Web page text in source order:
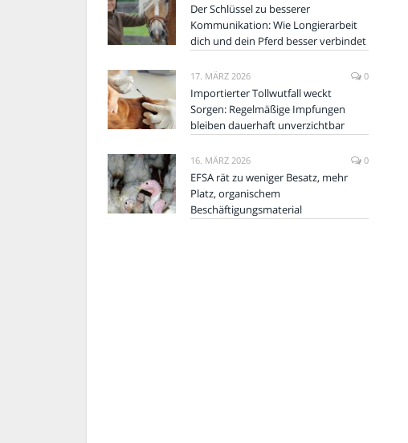
Der Schlüssel zu besserer
Kommunikation: Wie Longierarbeit
dich und dein Pferd besser verbindet
17. MÄRZ 2026 0
Importierter Tollwutfall weckt
Sorgen: Regelmäßige Impfungen
bleiben dauerhaft unverzichtbar
16. MÄRZ 2026 0
EFSA rät zu weniger Besatz, mehr
Platz, organischem
Beschäftigungsmaterial